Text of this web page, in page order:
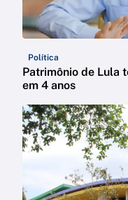
Política
Patrimônio de Lula
em 4 anos